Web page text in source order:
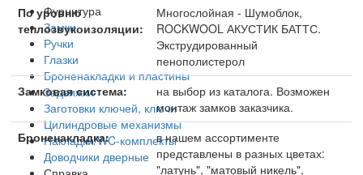
Фурнитура
Замки
Ручки
Глазки
Броненакладки и пластины
Задвижки
Заготовки ключей, ключи
Цилиндровые механизмы
Накладки/WC-комплекты
Доводчики дверные
По уровню
теплозвукоизоляции:
Многослойная - Шумоблок,
ROCKWOOL АКУСТИК БАТТС.
Экструдированный
пенополистерол
Замковая система:
на выбор из каталога. Возможен
монтаж замков заказчика.
Броненакладка:
в нашем ассортименте
представлены в разных цветах:
"латунь", "матовый никель",